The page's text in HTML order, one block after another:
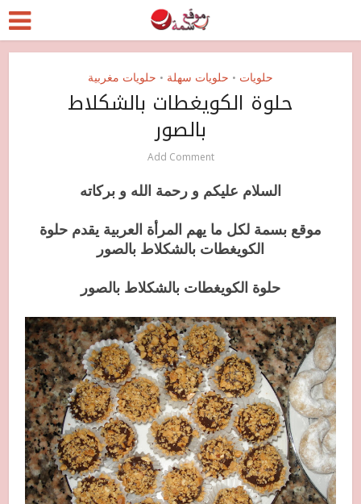
حلويات • حلويات سهلة • حلويات مغربية
حلوة الكويغطات بالشكلاط
بالصور
Add Comment
السلام عليكم و رحمة الله و بركاته
موقع بسمة لكل ما يهم المرأة العربية يقدم حلوة
الكويغطات بالشكلاط بالصور
حلوة الكويغطات بالشكلاط بالصور